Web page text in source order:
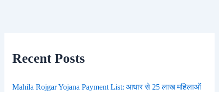
Recent Posts
Mahila Rojgar Yojana Payment List: आधार से 25 लाख महिलाओं